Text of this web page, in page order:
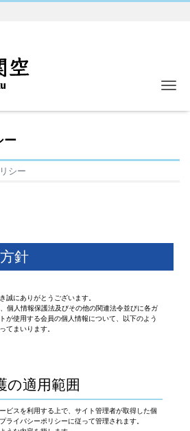
ー
シー
針
誠にありがとうございます。
個人情報保護法及びその他の関連法令並びに各ガ
が使用する会員の個人情報について、以下のよう
てまいります。
の適用範囲
ビスを利用する上で、サイト管理者が取得した個
ライバシーポリシーに従って管理されます。